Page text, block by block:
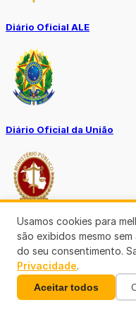
Diário Oficial ALE
Diário Oficial da União
Ouvidoria MP-RO
Usamos cookies para
são exibidos mesmo
do seu consentimento.
Privacidade.
Aceitar todos